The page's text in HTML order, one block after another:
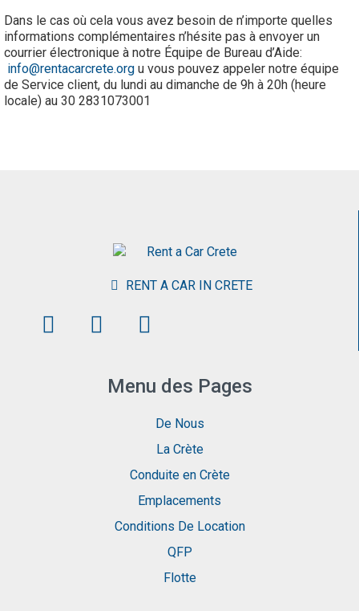
Dans le cas où cela vous avez besoin de n’importe quelles
informations complémentaires n’hésite pas à envoyer un
courrier électronique à notre Équipe de Bureau d’Aide:
info@rentacarcrete.org u vous pouvez appeler notre équipe
de Service client, du lundi au dimanche de 9h à 20h (heure
locale) au 30 2831073001
RENT A CAR IN CRETE
Menu des Pages
De Nous
La Crète
Conduite en Crète
Emplacements
Conditions De Location
QFP
Flotte